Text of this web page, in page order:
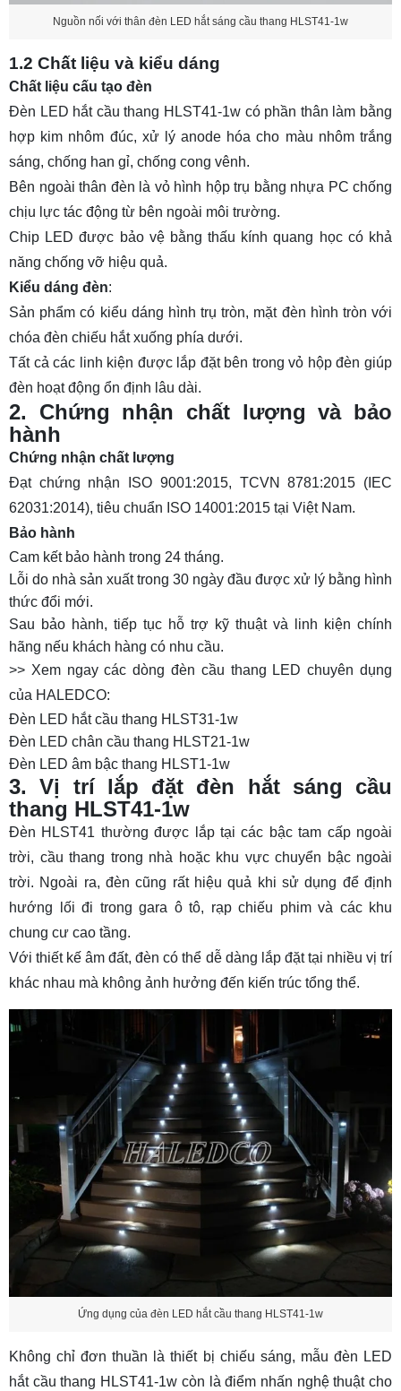
Nguồn nối với thân đèn LED hắt sáng cầu thang HLST41-1w
1.2 Chất liệu và kiểu dáng
Chất liệu cấu tạo đèn
Đèn LED hắt cầu thang HLST41-1w có phần thân làm bằng
hợp kim nhôm đúc, xử lý anode hóa cho màu nhôm trắng
sáng, chống han gỉ, chống cong vênh.
Bên ngoài thân đèn là vỏ hình hộp trụ bằng nhựa PC chống
chịu lực tác động từ bên ngoài môi trường.
Chip LED được bảo vệ bằng thấu kính quang học có khả
năng chống vỡ hiệu quả.
Kiểu dáng đèn:
Sản phẩm có kiểu dáng hình trụ tròn, mặt đèn hình tròn với
chóa đèn chiếu hắt xuống phía dưới.
Tất cả các linh kiện được lắp đặt bên trong vỏ hộp đèn giúp
đèn hoạt động ổn định lâu dài.
2. Chứng nhận chất lượng và bảo
hành
Chứng nhận chất lượng
Đạt chứng nhận ISO 9001:2015, TCVN 8781:2015 (IEC
62031:2014), tiêu chuẩn ISO 14001:2015 tại Việt Nam.
Bảo hành
Cam kết bảo hành trong 24 tháng.
Lỗi do nhà sản xuất trong 30 ngày đầu được xử lý bằng hình
thức đổi mới.
Sau bảo hành, tiếp tục hỗ trợ kỹ thuật và linh kiện chính
hãng nếu khách hàng có nhu cầu.
>> Xem ngay các dòng đèn cầu thang LED chuyên dụng
của HALEDCO:
Đèn LED hắt cầu thang HLST31-1w
Đèn LED chân cầu thang HLST21-1w
Đèn LED âm bậc thang HLST1-1w
3. Vị trí lắp đặt đèn hắt sáng cầu
thang HLST41-1w
Đèn HLST41 thường được lắp tại các bậc tam cấp ngoài
trời, cầu thang trong nhà hoặc khu vực chuyển bậc ngoài
trời. Ngoài ra, đèn cũng rất hiệu quả khi sử dụng để định
hướng lối đi trong gara ô tô, rạp chiếu phim và các khu
chung cư cao tầng.
Với thiết kế âm đất, đèn có thể dễ dàng lắp đặt tại nhiều vị trí
khác nhau mà không ảnh hưởng đến kiến trúc tổng thể.
Ứng dụng của đèn LED hắt cầu thang HLST41-1w
Không chỉ đơn thuần là thiết bị chiếu sáng, mẫu đèn LED
hắt cầu thang HLST41-1w còn là điểm nhấn nghệ thuật cho